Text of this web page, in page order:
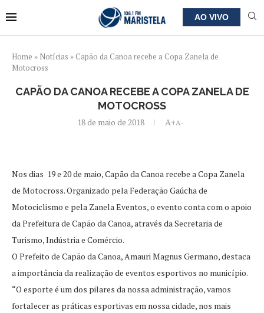
AO VIVO
Home » Notícias » Capão da Canoa recebe a Copa Zanela de
Motocross
CAPÃO DA CANOA RECEBE A COPA ZANELA DE
MOTOCROSS
18 de maio de 2018 A+A-
Nos dias 19 e 20 de maio, Capão da Canoa recebe a Copa Zanela
de Motocross. Organizado pela Federação Gaúcha de
Motociclismo e pela Zanela Eventos, o evento conta com o apoio
da Prefeitura de Capão da Canoa, através da Secretaria de
Turismo, Indústria e Comércio.
O Prefeito de Capão da Canoa, Amauri Magnus Germano, destaca
a importância da realização de eventos esportivos no município.
“O esporte é um dos pilares da nossa administração, vamos
fortalecer as práticas esportivas em nossa cidade, nos mais